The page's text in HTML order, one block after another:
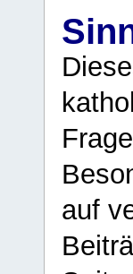
auf